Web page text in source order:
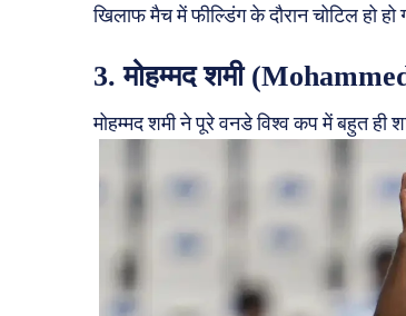
खिलाफ मैच में फील्डिंग के दौरान चोटिल हो
3. मोहम्मद शमी
मोहम्मद शमी ने पूरे वनडे विश्व कप में बहुत ही